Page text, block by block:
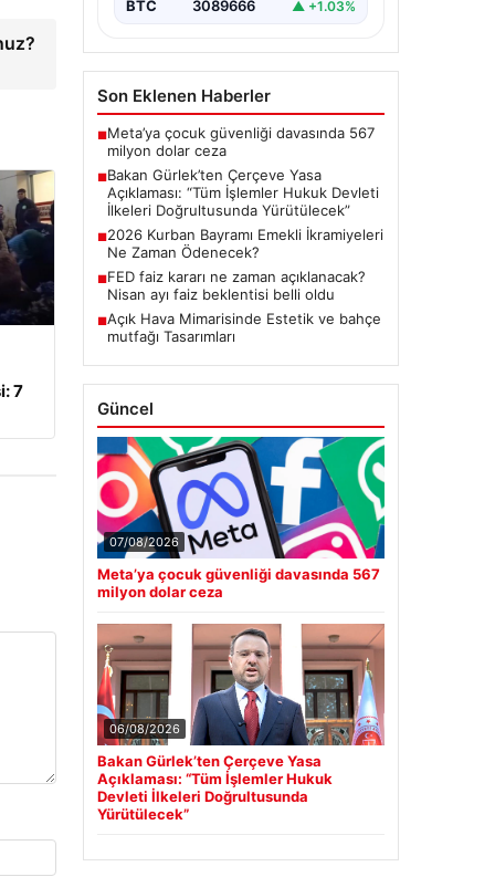
7
başlatacak çerçeve yasanın
BTC 3089666 ▲ +1.03%
Son Eklenen Haberler
■Meta’ya çocuk güvenliği davasında 567
milyon dolar ceza
■Bakan Gürlek’ten Çerçeve Yasa
Açıklaması: “Tüm İşlemler Hukuk Devleti
İlkeleri Doğrultusunda Yürütülecek”
■2026 Kurban Bayramı Emekli İkramiyeleri
Ne Zaman Ödenecek?
■FED faiz kararı ne zaman açıklanacak?
Nisan ayı faiz beklentisi belli oldu
■Açık Hava Mimarisinde Estetik ve bahçe
mutfağı Tasarımları
Güncel
07/08/2026
Meta’ya çocuk güvenliği davasında 567
milyon dolar ceza
06/08/2026
Bakan Gürlek’ten Çerçeve Yasa
Açıklaması: “Tüm İşlemler Hukuk
Devleti İlkeleri Doğrultusunda
Yürütülecek”